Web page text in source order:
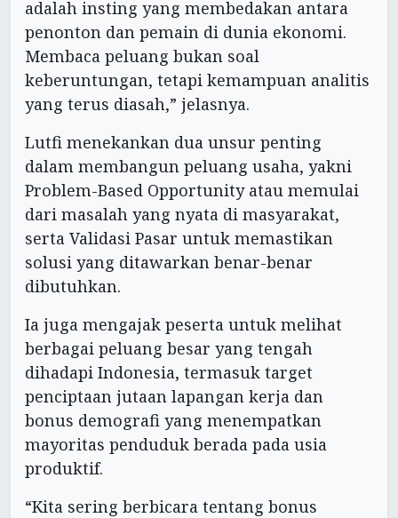
adalah insting yang membedakan antara
penonton dan pemain di dunia ekonomi.
Membaca peluang bukan soal
keberuntungan, tetapi kemampuan analitis
yang terus diasah,” jelasnya.
Lutfi menekankan dua unsur penting
dalam membangun peluang usaha, yakni
Problem-Based Opportunity atau memulai
dari masalah yang nyata di masyarakat,
serta Validasi Pasar untuk memastikan
solusi yang ditawarkan benar-benar
dibutuhkan.
Ia juga mengajak peserta untuk melihat
berbagai peluang besar yang tengah
dihadapi Indonesia, termasuk target
penciptaan jutaan lapangan kerja dan
bonus demografi yang menempatkan
mayoritas penduduk berada pada usia
produktif.
“Kita sering berbicara tentang bonus